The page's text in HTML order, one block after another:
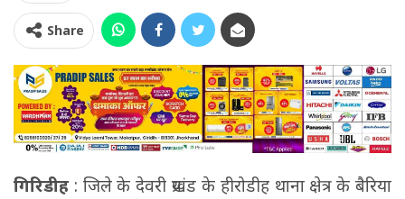
Share
गिरिडीह : जिले के देवरी प्रखंड के हीरोडीह थाना क्षेत्र के बैरिया